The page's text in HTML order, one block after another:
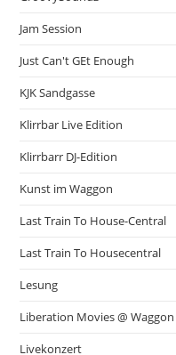
Jam Session
Just Can't GEt Enough
KJK Sandgasse
Klirrbar Live Edition
Klirrbarr DJ-Edition
Kunst im Waggon
Last Train To House-Central
Last Train To Housecentral
Lesung
Liberation Movies @ Waggon
Livekonzert